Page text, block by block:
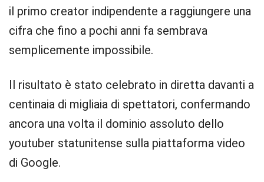
il primo creator indipendente a raggiungere una
cifra che fino a pochi anni fa sembrava
semplicemente impossibile.
Il risultato è stato celebrato in diretta davanti a
centinaia di migliaia di spettatori, confermando
ancora una volta il dominio assoluto dello
youtuber statunitense sulla piattaforma video
di Google.